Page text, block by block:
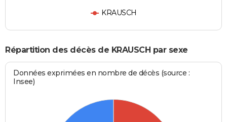
KRAUSCH
Répartition des décès de KRAUSCH par sexe
Données exprimées en nombre de décès (source :
Insee)